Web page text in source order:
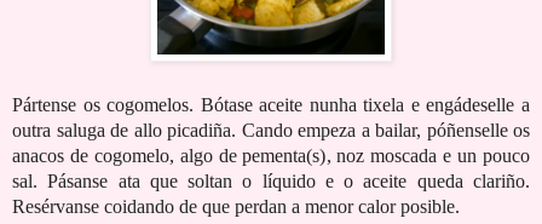
Pártense os cogomelos. Bótase aceite nunha tixela e engádeselle a
outra saluga de allo picadiña. Cando empeza a bailar, póñenselle os
anacos de cogomelo, algo de pementa(s), noz moscada e un pouco
sal. Pásanse ata que soltan o líquido e o aceite queda clariño.
Resérvanse coidando de que perdan a menor calor posible.